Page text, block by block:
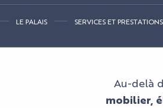
LE PALAIS SERVICES ET PRESTATIONS
Au-delà
mobilier,